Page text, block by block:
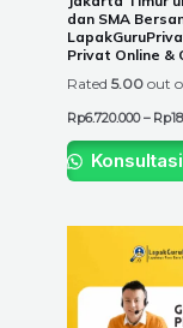
dan SMA
Privat Online &
Rated 5.00 out
Rp6.720.000 – Rp